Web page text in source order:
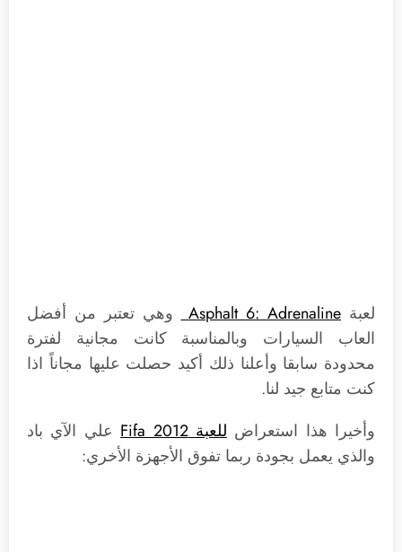
لعبة Asphalt 6: Adrenaline
وهي تعتبر من أفضل
العاب السيارات وبالمناسبة كانت مجانية لفترة
محدودة سابقا وأعلنا ذلك أكيد حصلت عليها مجاناً اذا
كنت متابع جيد لنا.
وأخيرا هذا استعراض للعبة Fifa 2012
علي الآي باد
والذي يعمل بجودة ربما تفوق الأجهزة الأخري: